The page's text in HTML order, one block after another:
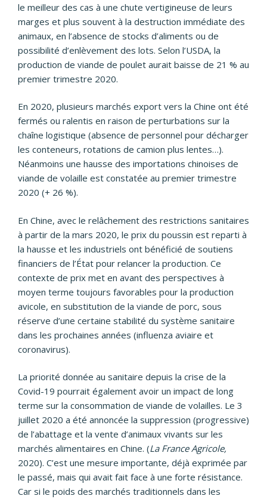
le meilleur des cas à une chute vertigineuse de leurs
marges et plus souvent à la destruction immédiate des
animaux, en l’absence de stocks d’aliments ou de
possibilité d’enlèvement des lots. Selon l’USDA, la
production de viande de poulet aurait baisse de 21 % au
premier trimestre 2020.
En 2020, plusieurs marchés export vers la Chine ont été
fermés ou ralentis en raison de perturbations sur la
chaîne logistique (absence de personnel pour décharger
les conteneurs, rotations de camion plus lentes…).
Néanmoins une hausse des importations chinoises de
viande de volaille est constatée au premier trimestre
2020 (+ 26 %).
En Chine, avec le relâchement des restrictions sanitaires
à partir de la mars 2020, le prix du poussin est reparti à
la hausse et les industriels ont bénéficié de soutiens
financiers de l’État pour relancer la production. Ce
contexte de prix met en avant des perspectives à
moyen terme toujours favorables pour la production
avicole, en substitution de la viande de porc, sous
réserve d’une certaine stabilité du système sanitaire
dans les prochaines années (influenza aviaire et
coronavirus).
La priorité donnée au sanitaire depuis la crise de la
Covid-19 pourrait également avoir un impact de long
terme sur la consommation de viande de volailles. Le 3
juillet 2020 a été annoncée la suppression (progressive)
de l’abattage et la vente d’animaux vivants sur les
marchés alimentaires en Chine. (La France Agricole,
2020). C’est une mesure importante, déjà exprimée par
le passé, mais qui avait fait face à une forte résistance.
Car si le poids des marchés traditionnels dans les